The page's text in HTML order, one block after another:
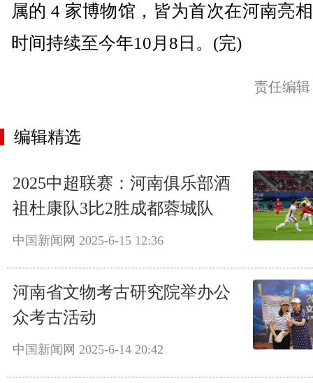
属的 4 家博物馆，皆为首次在河南亮
时间持续至今年10月8日。(完)
责任编
编辑精选
2025中超联赛：河南俱乐部酒
祖杜康队3比2胜成都蓉城队
中国新闻网 2025-6-15 12:36
河南省文物考古研究院举办公
众考古活动
中国新闻网 2025-6-14 20:42